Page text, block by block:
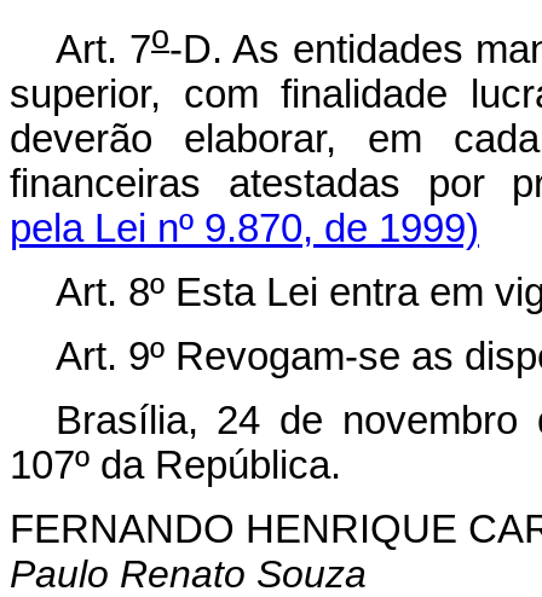
Art. 7o-D. As entidades
superior, com finalidade
deverão elaborar, em
financeiras atestadas por
pela Lei nº 9.870, de 1999)
Art. 8º Esta Lei entra em
Art. 9º Revogam-se as
Brasília, 24 de novembro
107º da República.
FERNANDO HENRIQUE
Paulo Renato Souza